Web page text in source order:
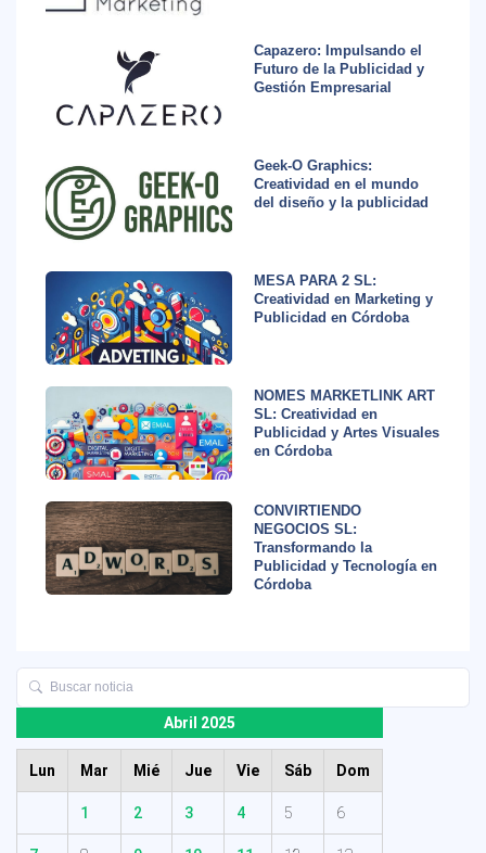
Capazero: Impulsando el
Futuro de la Publicidad y
Gestión Empresarial
Geek-O Graphics:
Creatividad en el mundo
del diseño y la publicidad
MESA PARA 2 SL:
Creatividad en Marketing y
Publicidad en Córdoba
NOMES MARKETLINK ART
SL: Creatividad en
Publicidad y Artes Visuales
en Córdoba
CONVIRTIENDO
NEGOCIOS SL:
Transformando la
Publicidad y Tecnología en
Córdoba
Abril 2025
Lun Mar Mié Jue Vie Sáb Dom
1 2 3 4 5 6